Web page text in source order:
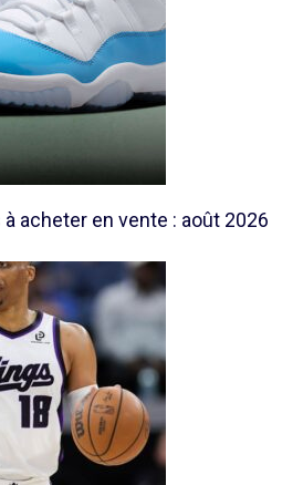
acheter en vente : août 2026